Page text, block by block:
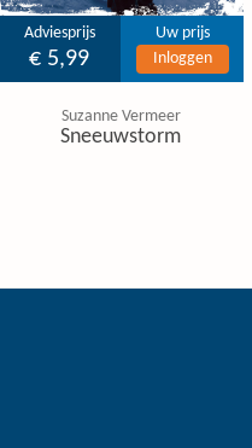
Adviesprijs
€ 5,99
Uw prijs
Inloggen
Suzanne Vermeer
Sneeuwstorm